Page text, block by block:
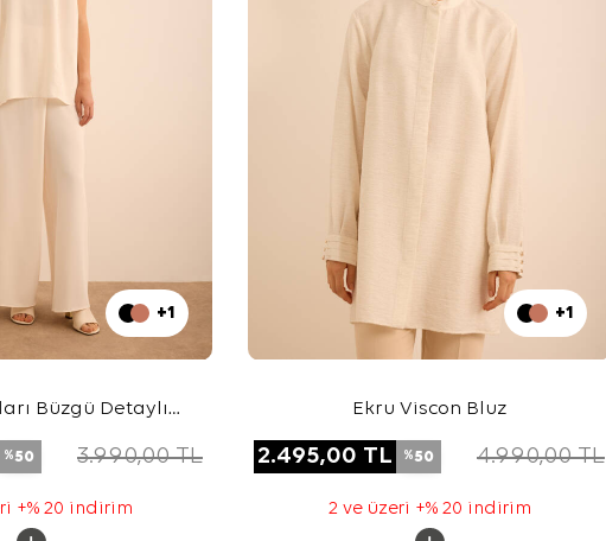
+1
Büzgü Detaylı
%50 3.990,00TL
+% 20 indirim
+1
Ekru Viscon Bluz
2.495,00 TL %50 4.990,00TL
2 ve üzeri +% 20 indirim